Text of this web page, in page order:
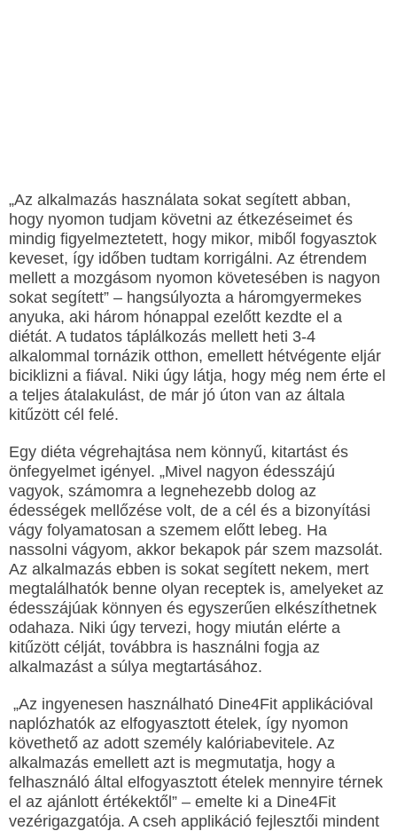
„Az alkalmazás használata sokat segített abban,
hogy nyomon tudjam követni az étkezéseimet és
mindig figyelmeztetett, hogy mikor, miből fogyasztok
keveset, így időben tudtam korrigálni. Az étrendem
mellett a mozgásom nyomon követesében is nagyon
sokat segített” – hangsúlyozta a háromgyermekes
anyuka, aki három hónappal ezelőtt kezdte el a
diétát. A tudatos táplálkozás mellett heti 3-4
alkalommal tornázik otthon, emellett hétvégente eljár
biciklizni a fiával. Niki úgy látja, hogy még nem érte el
a teljes átalakulást, de már jó úton van az általa
kitűzött cél felé.
Egy diéta végrehajtása nem könnyű, kitartást és
önfegyelmet igényel. „Mivel nagyon édesszájú
vagyok, számomra a legnehezebb dolog az
édességek mellőzése volt, de a cél és a bizonyítási
vágy folyamatosan a szemem előtt lebeg. Ha
nassolni vágyom, akkor bekapok pár szem mazsolát.
Az alkalmazás ebben is sokat segített nekem, mert
megtalálhatók benne olyan receptek is, amelyeket az
édesszájúak könnyen és egyszerűen elkészíthetnek
odahaza. Niki úgy tervezi, hogy miután elérte a
kitűzött célját, továbbra is használni fogja az
alkalmazást a súlya megtartásához.
„Az ingyenesen használható Dine4Fit applikációval
naplózhatók az elfogyasztott ételek, így nyomon
követhető az adott személy kalóriabevitele. Az
alkalmazás emellett azt is megmutatja, hogy a
felhasználó által elfogyasztott ételek mennyire térnek
el az ajánlott értékektől” – emelte ki a Dine4Fit
vezérigazgatója. A cseh applikáció fejlesztői mindent